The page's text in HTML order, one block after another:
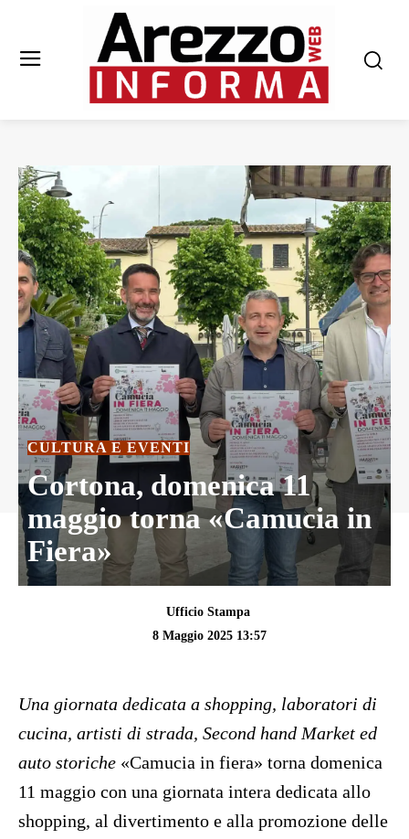
CULTURA E EVENTI
Cortona, domenica 11
maggio torna «Camucia in
Fiera»
Ufficio Stampa
8 Maggio 2025 13:57
Una giornata dedicata a shopping, laboratori di
cucina, artisti di strada, Second hand Market ed
auto storiche «Camucia in fiera» torna domenica
11 maggio con una giornata intera dedicata allo
shopping, al divertimento e alla promozione delle